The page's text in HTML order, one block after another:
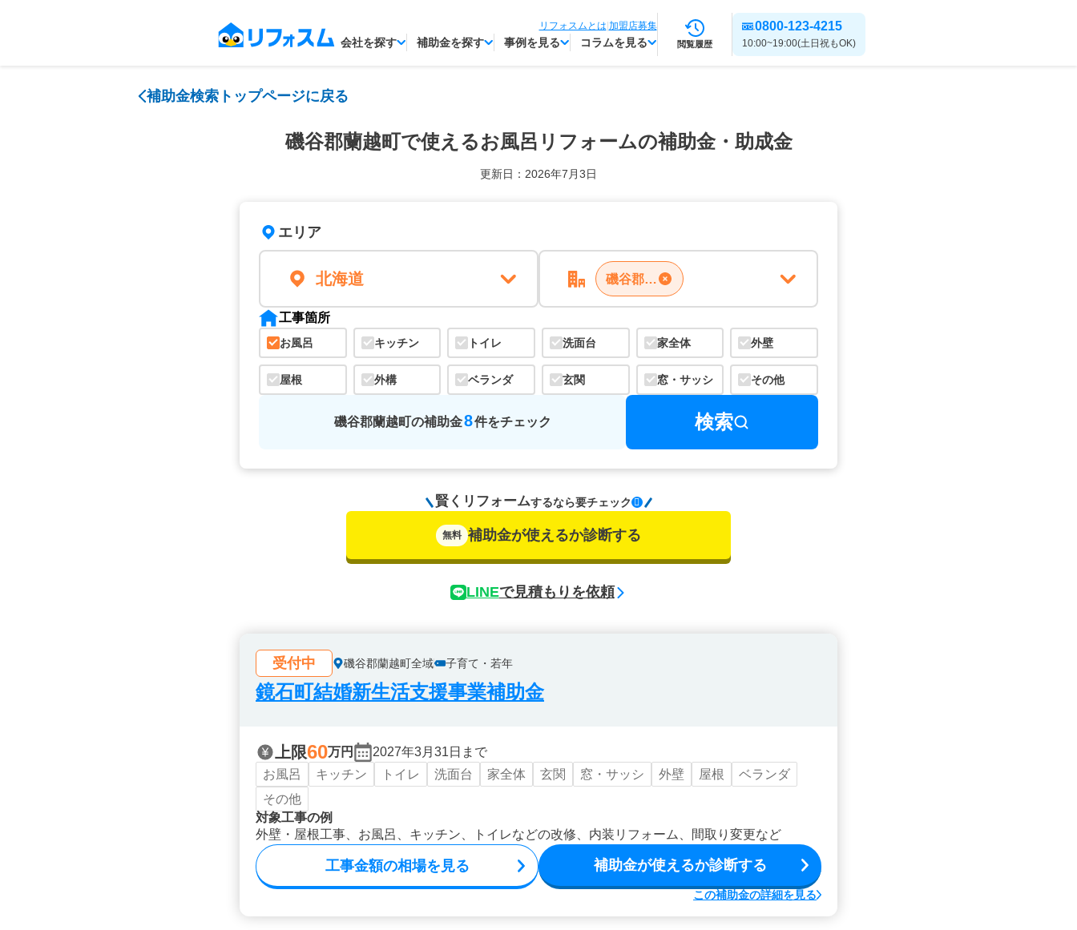
リフォスムとは|加盟店募集
会社を探す 補助金を探す 事例を見る コラムを見る 閲覧履歴
0800-123-4215
10:00~19:00(土日祝もOK)
補助金検索トップページに戻る
磯谷郡蘭越町で使えるお風呂リフォームの補助金・助成金
更新日：2026年7月3日
エリア
北海道 磯谷郡蘭越町
工事箇所
お風呂 キッチン トイレ 洗面台 家全体 外壁
屋根 外構 ベランダ 玄関 窓・サッシ その他
磯谷郡蘭越町の補助金8件をチェック 検索
賢くリフォームするなら要チェック
無料 補助金が使えるか診断する
LINEで見積もりを依頼
受付中 磯谷郡蘭越町全域 子育て・若年
鏡石町結婚新生活支援事業補助金
上限60万円
2027年3月31日まで
お風呂
キッチン トイレ 洗面台 家全体 玄関 窓・サッシ 外壁 屋根
ベランダ
その他
対象工事の例
外壁・屋根工事、お風呂、キッチン、トイレなどの改修、内装リフォーム、間取り変更など
工事金額の相場を見る 補助金が使えるか診断する
この補助金の詳細を見る